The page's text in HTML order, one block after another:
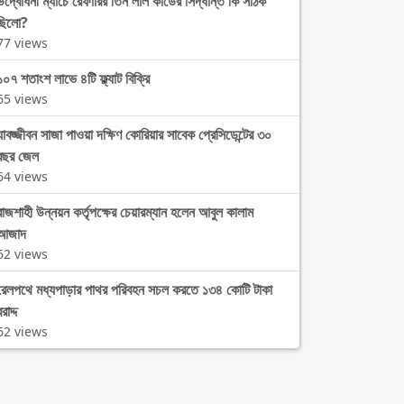
views
শতাংশ লাভে ৪টি ফ্ল্যাট বিক্রি
views
সাজা পাওয়া দক্ষিণ কোরিয়ার সাবেক প্রেসিডেন্টের ৩০
জেল
views
উন্নয়ন কর্তৃপক্ষের চেয়ারম্যান হলেন আবুল কালাম
views
মধ্যপাড়ার পাথর পরিবহন সচল করতে ১৩৪ কোটি টাকা
views